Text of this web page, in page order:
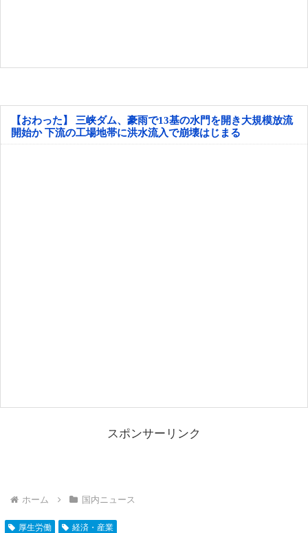
【おわった】 三峡ダム、豪雨で13基の水門を開き大規模放流
開始か 下流の工場地帯に洪水流入で崩壊はじまる
スポンサーリンク
ホーム 国内ニュース
厚生労働 経済・産業